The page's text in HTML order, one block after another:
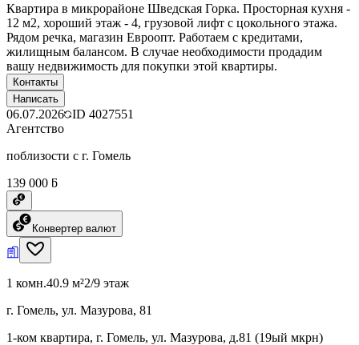
Квартира в микрорайоне Шведская Горка. Просторная кухня -
12 м2, хороший этаж - 4, грузовой лифт с цокольного этажа.
Рядом речка, магазин Евроопт. Работаем с кредитами,
жилищным балансом. В случае необходимости продадим
вашу недвижимость для покупки этой квартиры.
Контакты
Написать
06.07.2026 ID 4027551
Агентство
поблизости с г. Гомель
139 000 ƃ
Конвертер валют
1 комн.40.9 м²2/9 этаж
г. Гомель, ул. Мазурова, 81
1-ком квартира, г. Гомель, ул. Мазурова, д.81 (19ый мкрн)